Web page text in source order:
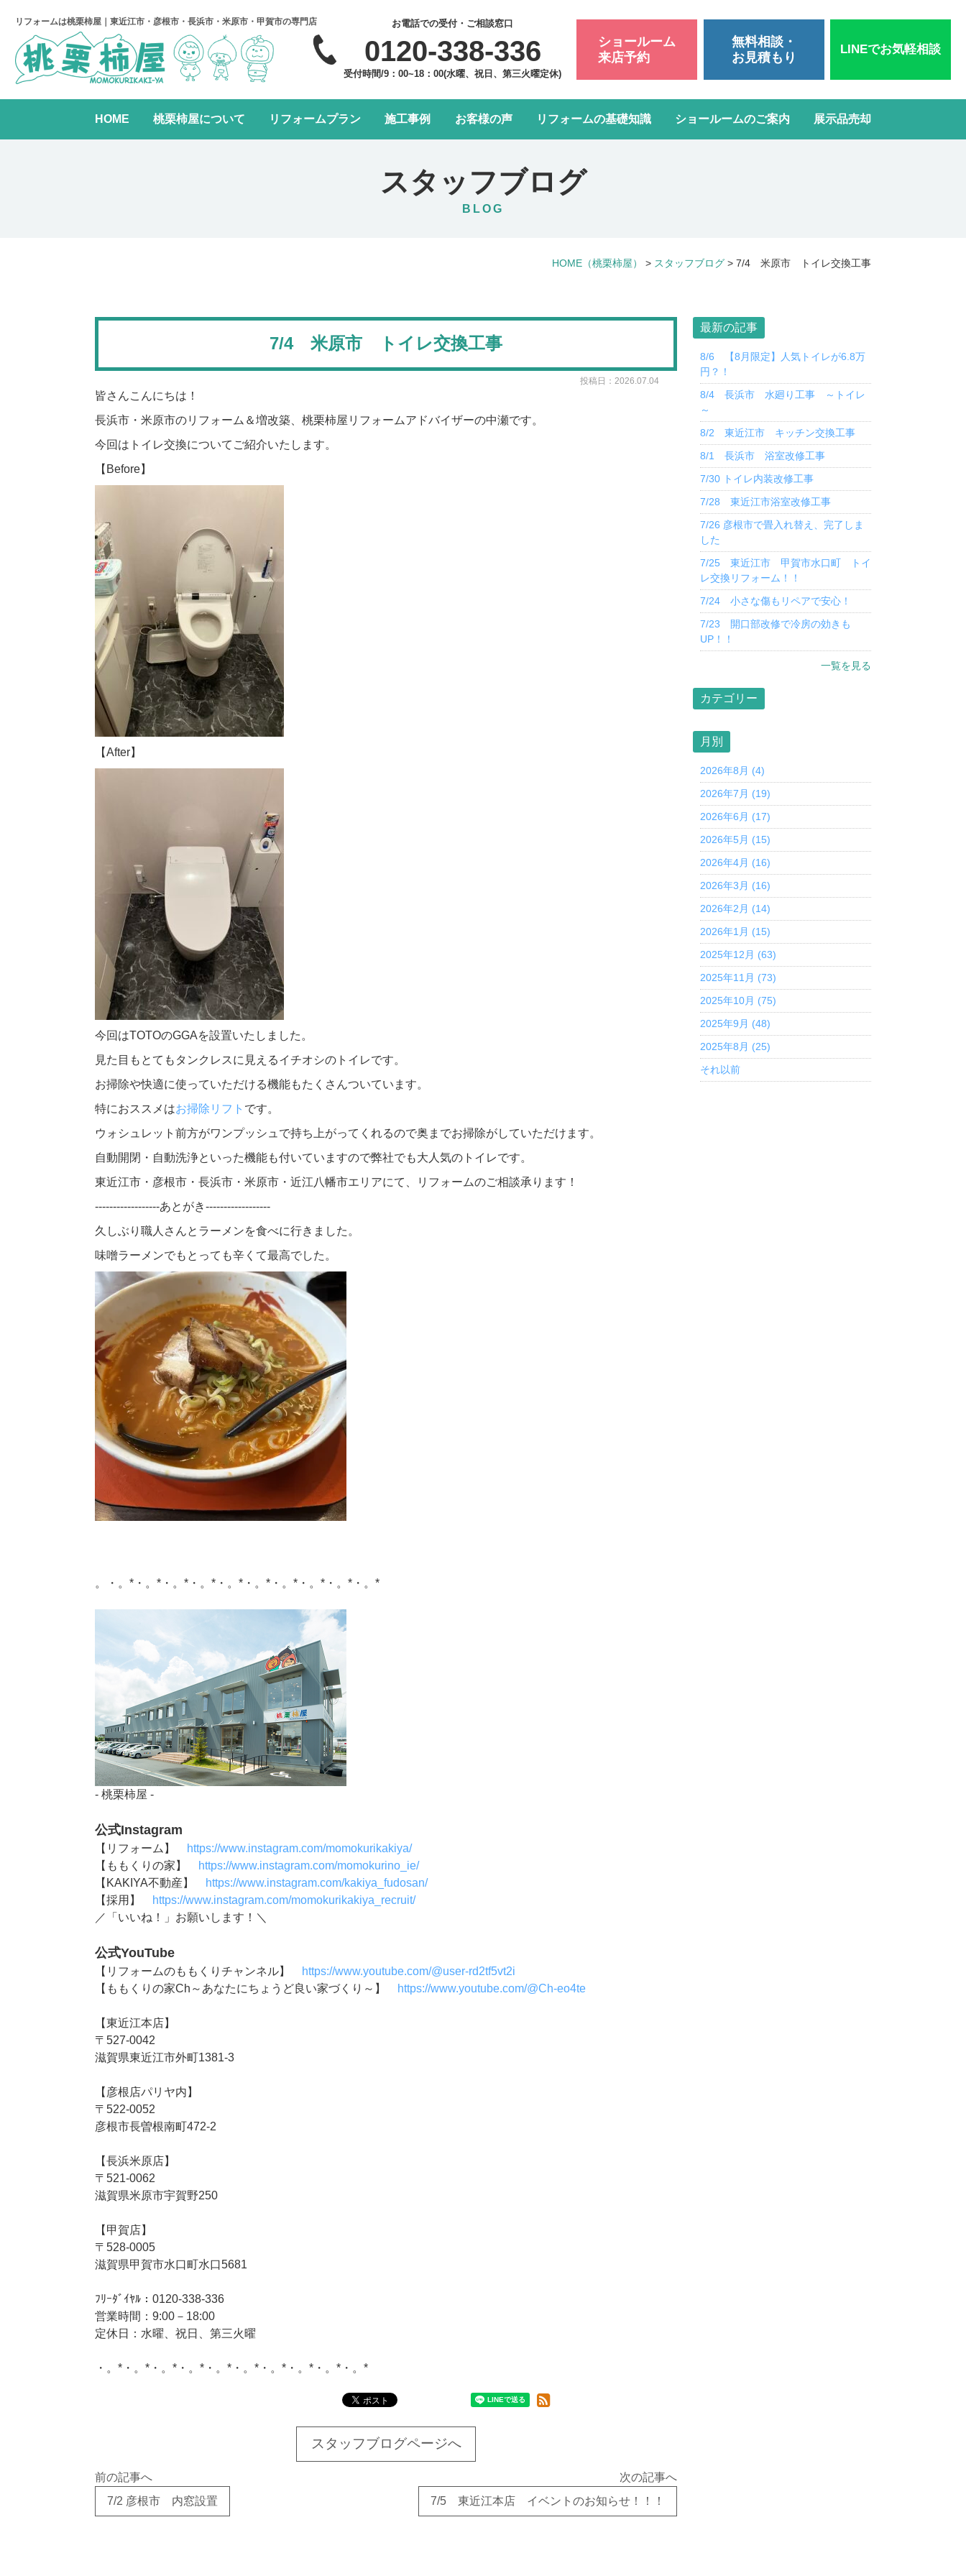
リフォームは桃栗柿屋｜東近江市・彦根市・長浜市・米原市・甲賀市の専門店 お電話での受付・ご相談窓口
0120-338-336
受付時間/9：00~18：00(水曜、祝日、第三火曜定休)
ショールーム
来店予約
無料相談・
お見積もり
LINEでお気軽相談
HOME 桃栗柿屋について リフォームプラン
水まわり4点パック LDK改装リフォーム
施工事例 お客様の声 リフォームの基礎知識 ショールームのご案内 展示品売却
スタッフブログ
BLOG
HOME （桃栗柿屋） > スタッフブログ > 7/4 米原市 トイレ交換工事
7/4 米原市 トイレ交換工事
投稿日：2026.07.04
皆さんこんにちは！
長浜市・米原市のリフォーム＆増改築、桃栗柿屋リフォームアドバイザーの中瀬です。
今回はトイレ交換についてご紹介いたします。
【Before】
【After】
今回はTOTOのGGAを設置いたしました。
見た目もとてもタンクレスに見えるイチオシのトイレです。
お掃除や快適に使っていただける機能もたくさんついています。
特におススメはお掃除リフト です。
ウォシュレット前方がワンプッシュで持ち上がってくれるので奥までお掃除がしていただけます。
自動開閉・自動洗浄といった機能も付いていますので弊社でも大人気のトイレです。
東近江市・彦根市・長浜市・米原市・近江八幡市エリアにて、リフォームのご相談承ります！
------------------あとがき------------------
久しぶり職人さんとラーメンを食べに行きました。
味噌ラーメンでもとっても辛くて最高でした。
。・。*・。*・。*・。*・。*・。*・。*・。*・。*・。*
- 桃栗柿屋 -
公式Instagram
【リフォーム】
https://www.instagram.com/momokurikakiya/
【ももくりの家】
https://www.instagram.com/momokurino_ie/
【KAKIYA不動産】
https://www.instagram.com/kakiya_fudosan/
【採用】
https://www.instagram.com/momokurikakiya_recruit/
／「いいね！」お願いします！＼
公式YouTube
【リフォームのももくりチャンネル】
https://www.youtube.com/@user-rd2tf5vt2i
【ももくりの家Ch～あなたにちょうど良い家づくり～】
https://www.youtube.com/@Ch-eo4te
【東近江本店】
〒527-0042
滋賀県東近江市外町1381-3
【彦根店パリヤ内】
〒522-0052
彦根市長曽根南町472-2
【長浜米原店】
〒521-0062
滋賀県米原市宇賀野250
【甲賀店】
〒528-0005
滋賀県甲賀市水口町水口5681
ﾌﾘｰﾀﾞｲﾔﾙ：0120-338-336
営業時間：9:00－18:00
定休日：水曜、祝日、第三火曜
・。*・。*・。*・。*・。*・。*・。*・。*・。*・。*
スタッフブログページへ
前の記事へ
7/2 彦根市 内窓設置
次の記事へ
7/5 東近江本店 イベントのお知らせ！！！
最新の記事
8/6 【8月限定】人気トイレが6.8万
円？！
8/4 長浜市 水廻り工事 ～トイレ
～
8/2 東近江市 キッチン交換工事
8/1 長浜市 浴室改修工事
7/30 トイレ内装改修工事
7/28 東近江市浴室改修工事
7/26 彦根市で畳入れ替え、完了しま
した
7/25 東近江市 甲賀市水口町 トイ
レ交換リフォーム！！
7/24 小さな傷もリペアで安心！
7/23 開口部改修で冷房の効きも
UP！！
一覧を見る
カテゴリー
月別
2026年8月 (4)
2026年7月 (19)
2026年6月 (17)
2026年5月 (15)
2026年4月 (16)
2026年3月 (16)
2026年2月 (14)
2026年1月 (15)
2025年12月 (63)
2025年11月 (73)
2025年10月 (75)
2025年9月 (48)
2025年8月 (25)
それ以前